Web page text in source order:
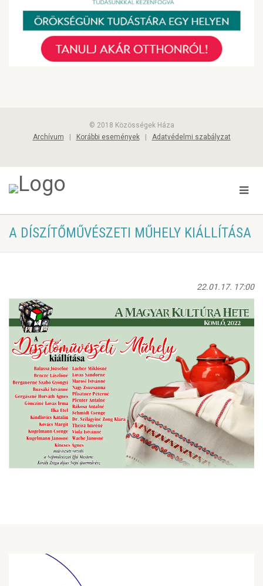
© 2018 Közösségek Háza
Archívum
Korábbi események| Adatvédelmi szabályzat
A DÍSZÍTŐMŰVÉSZETI MŰHELY KIÁLLÍTÁSA
22.01.17. 17:00